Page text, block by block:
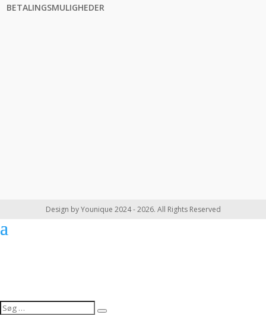
BETALINGSMULIGHEDER
Design by Younique 2024 - 2026. All Rights Reserved